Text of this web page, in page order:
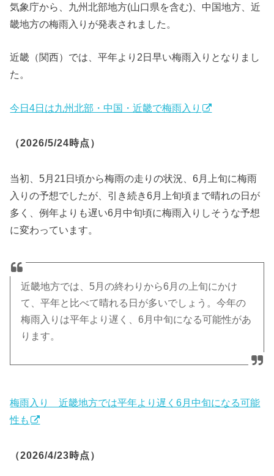
気象庁から、九州北部地方(山口県を含む)、中国地方、近
畿地方の梅雨入りが発表されました。
近畿（関西）では、平年より2日早い梅雨入りとなりまし
た。
今日4日は九州北部・中国・近畿で梅雨入り
（2026/5/24時点）
当初、5月21日頃から梅雨の走りの状況、6月上旬に梅雨
入りの予想でしたが、引き続き6月上旬頃まで晴れの日が
多く、例年よりも遅い6月中旬頃に梅雨入りしそうな予想
に変わっています。
近畿地方では、5月の終わりから6月の上旬にかけ
て、平年と比べて晴れる日が多いでしょう。今年の
梅雨入りは平年より遅く、6月中旬になる可能性があ
ります。
梅雨入り 近畿地方では平年より遅く6月中旬になる可能
性も
（2026/4/23時点）